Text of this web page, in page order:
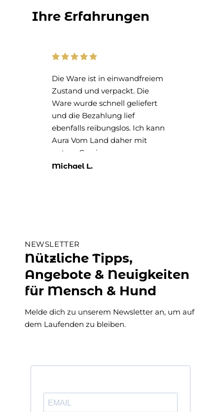
Ihre Erfahrungen
Die Ware ist in einwandfreiem
Zustand und verpackt. Die
Ware wurde schnell geliefert
und die Bezahlung lief
ebenfalls reibungslos. Ich kann
Aura Vom Land daher mit
gutem Gewissen
weiterempfehlen.
Michael L.
NEWSLETTER
Nützliche Tipps,
Angebote & Neuigkeiten
für Mensch & Hund
Melde dich zu unserem Newsletter an, um auf
dem Laufenden zu bleiben.